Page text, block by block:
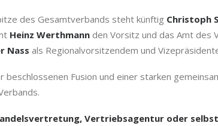
des Gesamtverbands steht künftig Christoph
Heinz Werthmann den Vorsitz und das Amt des
Nass als Regionalvorsitzendem und
beschlossenen Fusion und einer starken
Vertriebsagentur oder